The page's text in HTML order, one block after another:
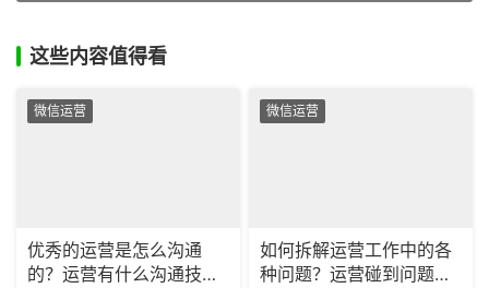
这些内容值得看
微信运营
优秀的运营是怎么沟通
的？运营有什么沟通技
微信运营
如何拆解运营工作中的各
种问题？运营碰到问题时